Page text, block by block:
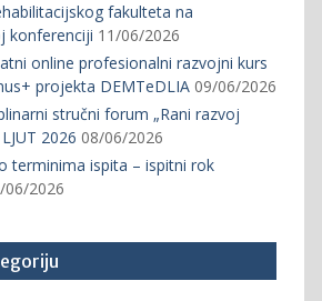
fakulteta na
konferenciji 11/06/2026
online profesionalni razvojni kurs
projekta DEMTeDLIA 09/06/2026
stručni forum „Rani razvoj
2026 08/06/2026
terminima ispita – ispitni rok
06/2026